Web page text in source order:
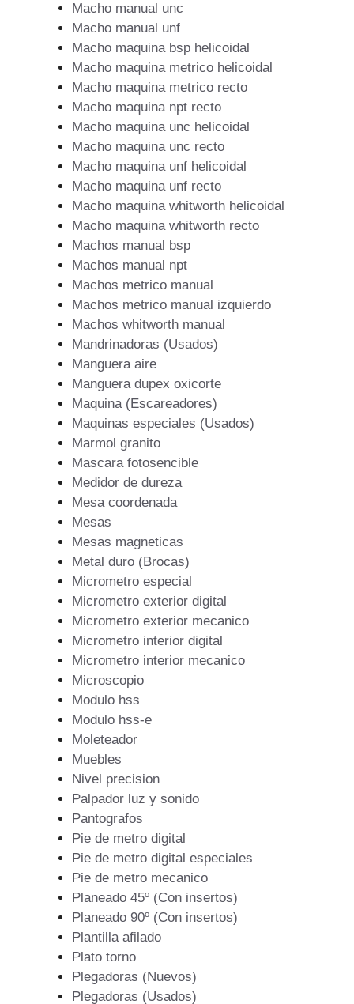
Macho manual unc
Macho manual unf
Macho maquina bsp helicoidal
Macho maquina metrico helicoidal
Macho maquina metrico recto
Macho maquina npt recto
Macho maquina unc helicoidal
Macho maquina unc recto
Macho maquina unf helicoidal
Macho maquina unf recto
Macho maquina whitworth helicoidal
Macho maquina whitworth recto
Machos manual bsp
Machos manual npt
Machos metrico manual
Machos metrico manual izquierdo
Machos whitworth manual
Mandrinadoras (Usados)
Manguera aire
Manguera dupex oxicorte
Maquina (Escareadores)
Maquinas especiales (Usados)
Marmol granito
Mascara fotosencible
Medidor de dureza
Mesa coordenada
Mesas
Mesas magneticas
Metal duro (Brocas)
Micrometro especial
Micrometro exterior digital
Micrometro exterior mecanico
Micrometro interior digital
Micrometro interior mecanico
Microscopio
Modulo hss
Modulo hss-e
Moleteador
Muebles
Nivel precision
Palpador luz y sonido
Pantografos
Pie de metro digital
Pie de metro digital especiales
Pie de metro mecanico
Planeado 45º (Con insertos)
Planeado 90º (Con insertos)
Plantilla afilado
Plato torno
Plegadoras (Nuevos)
Plegadoras (Usados)